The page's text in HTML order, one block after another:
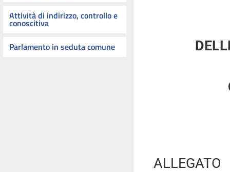
Attività di indirizzo, controllo e
conoscitiva
Parlamento in seduta comune
ALLEGATO